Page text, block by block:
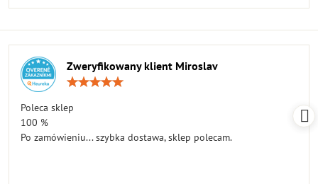
Zweryfikowany klient Miroslav
Poleca sklep
100 %
Po zamówieniu... szybka dostawa, sklep polecam.